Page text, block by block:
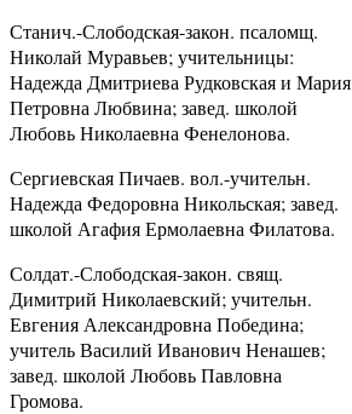
Станич.-Слободская-закон. псаломщ.
Николай Муравьев; учительницы:
Надежда Дмитриева Рудковская и Мария
Петровна Любвина; завед. школой
Любовь Николаевна Фенелонова.
Сергиевская Пичаев. вол.-учительн.
Надежда Федоровна Никольская; завед.
школой Агафия Ермолаевна Филатова.
Солдат.-Слободская-закон. свящ.
Димитрий Николаевский; учительн.
Евгения Александровна Победина;
учитель Василий Иванович Ненашев;
завед. школой Любовь Павловна
Громова.